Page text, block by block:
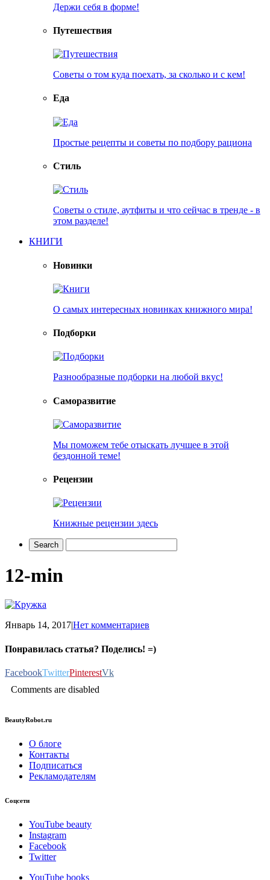
Держи себя в форме!
Путешествия
Советы о том куда поехать, за сколько и с кем!
Еда
Простые рецепты и советы по подбору рациона
Стиль
Советы о стиле, аутфиты и что сейчас в тренде - в
этом разделе!
КНИГИ
Новинки
О самых интересных новинках книжного мира!
Подборки
Разнообразные подборки на любой вкус!
Саморазвитие
Мы поможем тебе отыскать лучшее в этой
бездонной теме!
Рецензии
Книжные рецензии здесь
12-min
Январь 14, 2017|Нет комментариев
Понравилась статья? Поделись! =)
FacebookTwitterPinterestVk
Comments are disabled
BeautyRobot.ru
О блоге
Контакты
Подписаться
Рекламодателям
Соцсети
YouTube beauty
Instagram
Facebook
Twitter
YouTube books